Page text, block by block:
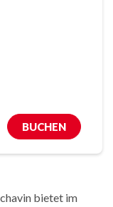
BUCHEN
bietet im